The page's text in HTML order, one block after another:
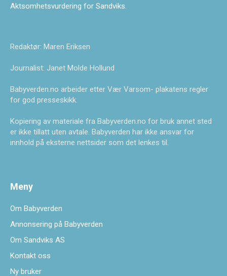
Aktsomhetsvurdering for Sandviks
Redaktør: Maren Eriksen
Journalist: Janet Molde Hollund
Babyverden.no arbeider etter Vær Varsom- plakatens regler
for god presseskikk.
Kopiering av materiale fra Babyverden.no for bruk annet sted
er ikke tillatt uten avtale. Babyverden har ikke ansvar for
innhold på eksterne nettsider som det lenkes til.
Meny
Om Babyverden
Annonsering på Babyverden
Om Sandviks AS
Kontakt oss
Ny bruker